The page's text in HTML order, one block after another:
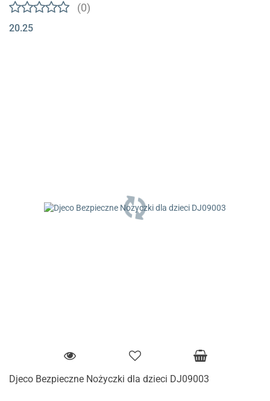
(0)
20.25
Djeco Bezpieczne Nożyczki dla dzieci DJ09003